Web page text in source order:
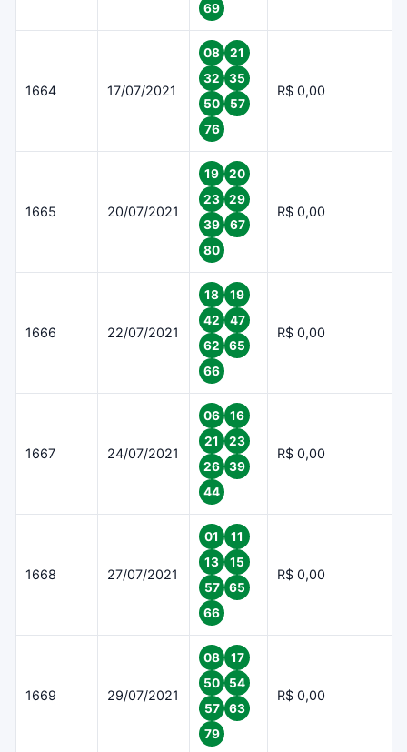
69
1664 17/07/2021
08
21
32
35
50
57
76
R$ 0,00
1665 20/07/2021
19
20
23
29
39
67
80
R$ 0,00
1666 22/07/2021
18
19
42
47
62
65
66
R$ 0,00
1667 24/07/2021
06
16
21
23
26
39
44
R$ 0,00
1668 27/07/2021
01
11
13
15
57
65
66
R$ 0,00
1669 29/07/2021
08
17
50
54
57
63
79
R$ 0,00